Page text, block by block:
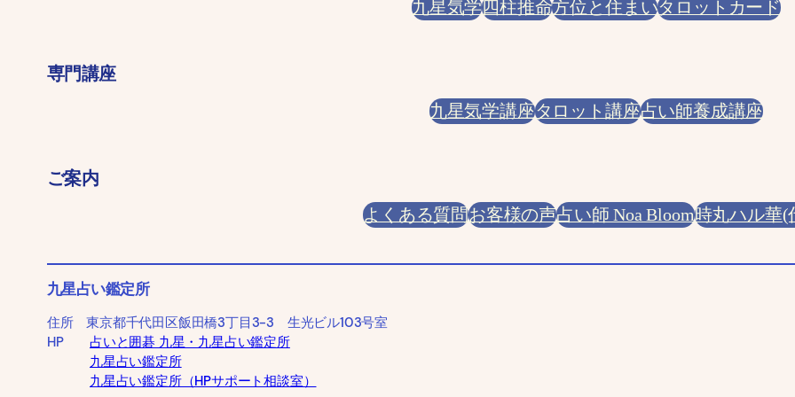
九星気学四柱推命方位と住まいタロットカード
専門講座
九星気学講座タロット講座占い師養成講座
ご案内
よくある質問お客様の声占い師 Noa Bloom時丸ハル華(
九星占い鑑定所
住所 東京都千代田区飯田橋3丁目3-3 生光ビル103号室
HP 占いと囲碁 九星・九星占い鑑定所
九星占い鑑定所
九星占い鑑定所（HPサポート相談室）